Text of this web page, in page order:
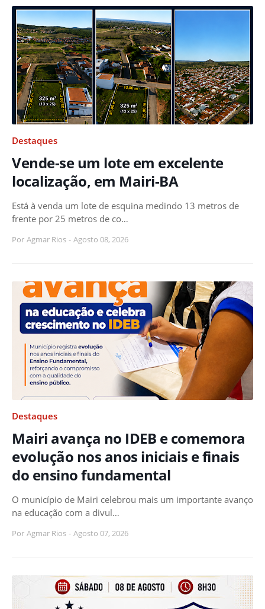
Destaques
Vende-se um lote em excelente
localização, em Mairi-BA
Está à venda um lote de esquina medindo 13 metros de
frente por 25 metros de co…
Por Agmar Rios - Agosto 08, 2026
Destaques
Mairi avança no IDEB e comemora
evolução nos anos iniciais e finais
do ensino fundamental
O município de Mairi celebrou mais um importante avanço
na educação com a divul…
Por Agmar Rios - Agosto 07, 2026